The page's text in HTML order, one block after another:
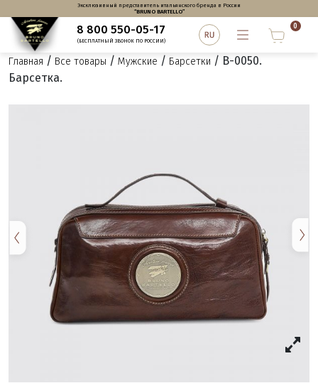
Эксклюзивный представитель итальянского бренда в России
“BRUNO BARTELLO”
8 800 550-05-17
(БЕСПЛАТНЫЙ ЗВОНОК ПО РОССИИ)
0
Главная / Все товары / Мужские / Барсетки / B-0050.
Барсетка.